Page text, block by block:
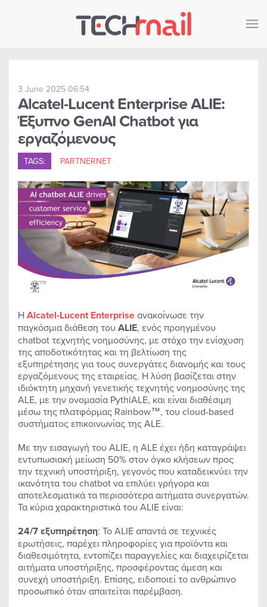
Skip to main content
3 June 2025 06:54
Alcatel-Lucent Enterprise ALIE:
Έξυπνο GenAI Chatbot για
εργαζόμενους
TAGS: PARTNERNET
ΗAlcatel-Lucent Enterpriseανακοίνωσε την
παγκόσμια διάθεση τουALIE, ενός προηγμένου
chatbot τεχνητής νοημοσύνης, με στόχο την ενίσχυση
της αποδοτικότητας και τη βελτίωση της
εξυπηρέτησης για τους συνεργάτες διανομής και τους
εργαζόμενους της εταιρείας. Η λύση βασίζεται στην
ιδιόκτητη μηχανή γενετικής τεχνητής νοημοσύνης της
ALE, με την ονομασία PythiALE, και είναι διαθέσιμη
μέσω της πλατφόρμας Rainbow™, του cloud-based
συστήματος επικοινωνίας της ALE.
Με την εισαγωγή του ALIE, η ALE έχει ήδη καταγράψει
εντυπωσιακή μείωση 50% στον όγκο κλήσεων προς
την τεχνική υποστήριξη, γεγονός που καταδεικνύει την
ικανότητα του chatbot να επιλύει γρήγορα και
αποτελεσματικά τα περισσότερα αιτήματα συνεργατών.
Τα κύρια χαρακτηριστικά του ALIE είναι:
24/7 εξυπηρέτηση: Το ALIE απαντά σε τεχνικές
ερωτήσεις, παρέχει πληροφορίες για προϊόντα και
διαθεσιμότητα, εντοπίζει παραγγελίες και διαχειρίζεται
αιτήματα υποστήριξης, προσφέροντας άμεση και
συνεχή υποστήριξη. Επίσης, ειδοποιεί το ανθρώπινο
προσωπικό όταν απαιτείται παρέμβαση.